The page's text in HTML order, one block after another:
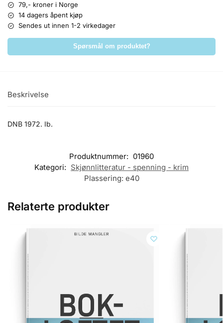
79,- kroner i Norge
14 dagers åpent kjøp
Sendes ut innen 1-2 virkedager
Spørsmål om produktet?
Beskrivelse
DNB 1972. Ib.
Produktnummer: 01960
Kategori: Skjønnlitteratur - spenning - krim
Plassering: e40
Relaterte produkter